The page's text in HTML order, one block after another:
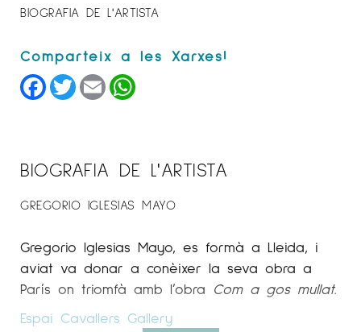
BIOGRAFIA DE L'ARTISTA
Facebook
TwitterEmail
BIOGRAFIA DE L'ARTISTA
GREGORIO IGLESIAS MAYO
Gregorio Iglesias Mayo, es formà a Lleida, i
aviat va donar a conèixer la seva obra a
París on triomfà amb l’obra Com a gos mullat.
Espai Cavallers Gallery